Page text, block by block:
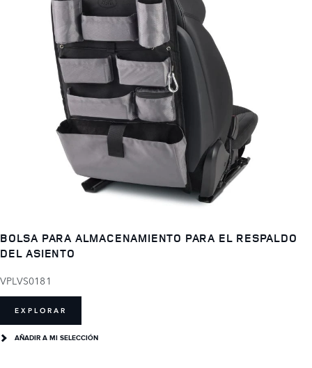
BOLSA PARA ALMACENAMIENTO PARA EL RESPALDO
DEL ASIENTO
VPLVS0181
EXPLORAR
AÑADIR A MI SELECCIÓN